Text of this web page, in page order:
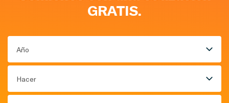
GRATIS.
Año
Hacer